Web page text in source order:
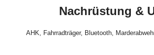
Nachrüstung &
AHK, Fahrradträger, Bluetooth,